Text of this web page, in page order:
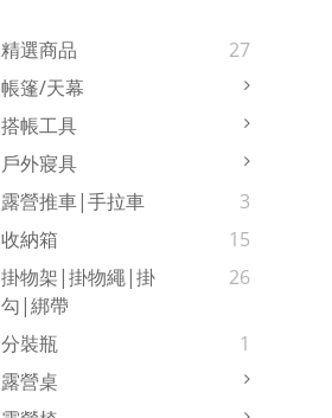
精選商品
27
帳篷/天幕
搭帳工具
戶外寢具
露營推車|手拉車
3
收納箱
15
掛物架|掛物繩|掛
勾|綁帶
26
分裝瓶
1
露營桌